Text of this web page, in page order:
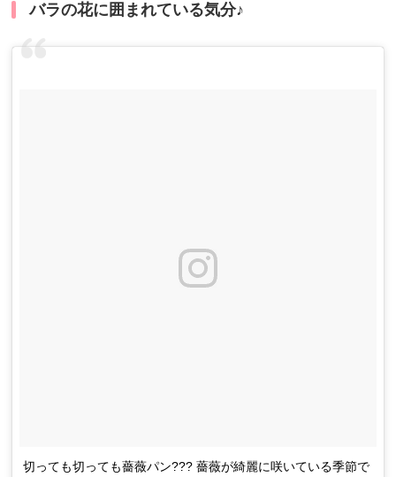
バラの花に囲まれている気分♪
切っても切っても薔薇パン??? 薔薇が綺麗に咲いている季節で